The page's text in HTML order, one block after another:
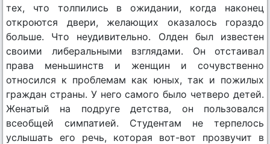
тех, что толпились в ожидании, когда наконец
откроются двери, желающих оказалось гораздо
больше. Что неудивительно. Олден был известен
своими либеральными взглядами. Он отстаивал
права меньшинств и женщин и сочувственно
относился к проблемам как юных, так и пожилых
граждан страны. У него самого было четверо детей.
Женатый на подруге детства, он пользовался
всеобщей симпатией. Студентам не терпелось
услышать его речь, которая вот-вот прозвучит в